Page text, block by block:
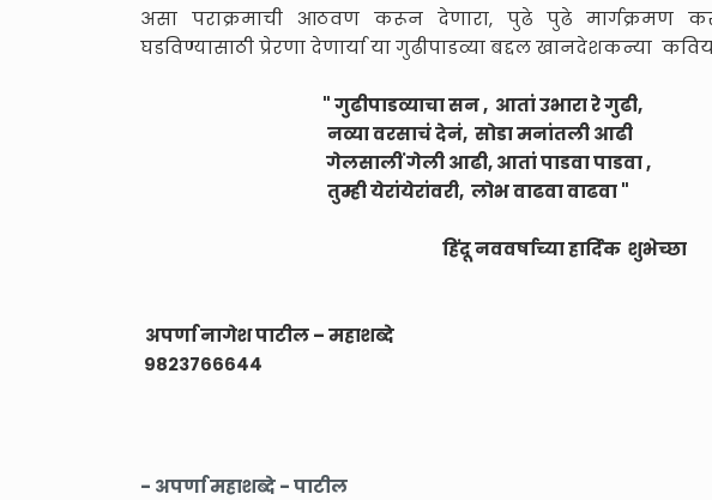
असा पराक्रमाची आठवण करून देणारा, पुढे पुढे मार्गक्रमण
घडविण्यासाठी प्रेरणा देणार्या या गुढीपाडव्या बद्दल खानदेशकन्या
" गुढीपाडव्याचा सन , आतां उभारा रे गुढी,
नव्या वरसाचं देनं, सोडा मनांतली आढी
गेलसालीं गेली आढी, आतां पाडवा पाडवा ,
तुम्ही येरांयेरांवरी, लोभ वाढवा वाढवा "
हिंदू नववर्षाच्या हार्दिक शुभेच्छा
अपर्णा नागेश पाटील – महाशब्दे
९८२३७६६६४४
- अपर्णा महाशब्दे - पाटील